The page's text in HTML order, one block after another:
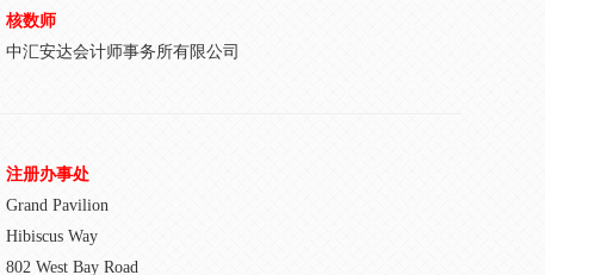
核数师
中汇安达会计师事务所有限公司
注册办事处
Grand Pavilion
Hibiscus Way
802 West Bay Road